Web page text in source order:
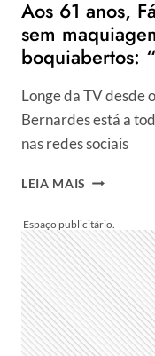
Aos 61 anos,
sem
boquiabertos:
Longe da TV desde
Bernardes está a
nas redes sociais
LEIA MAIS AOS
FÁTIMA
SURGE
SEM
E
DEIXA